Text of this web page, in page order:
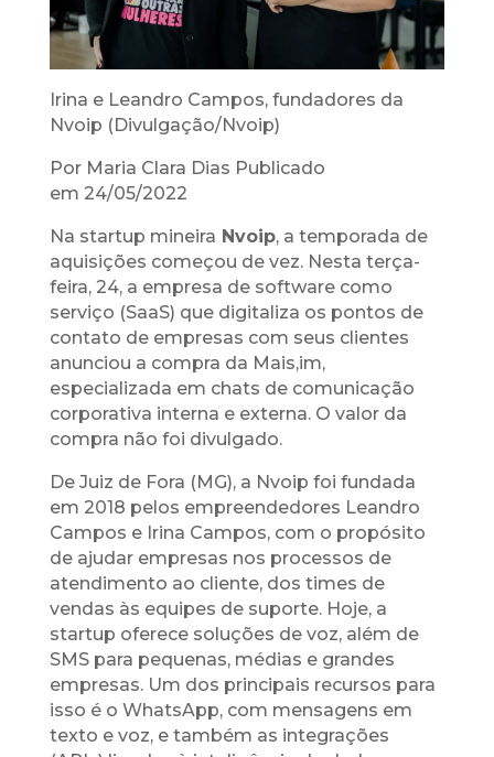
Irina e Leandro Campos, fundadores da
Nvoip (Divulgação/Nvoip)
Por Maria Clara Dias Publicado
em 24/05/2022
Na startup mineira Nvoip, a temporada de
aquisições começou de vez. Nesta terça-
feira, 24, a empresa de software como
serviço (SaaS) que digitaliza os pontos de
contato de empresas com seus clientes
anunciou a compra da Mais,im,
especializada em chats de comunicação
corporativa interna e externa. O valor da
compra não foi divulgado.
De Juiz de Fora (MG), a Nvoip foi fundada
em 2018 pelos empreendedores Leandro
Campos e Irina Campos, com o propósito
de ajudar empresas nos processos de
atendimento ao cliente, dos times de
vendas às equipes de suporte. Hoje, a
startup oferece soluções de voz, além de
SMS para pequenas, médias e grandes
empresas. Um dos principais recursos para
isso é o WhatsApp, com mensagens em
texto e voz, e também as integrações